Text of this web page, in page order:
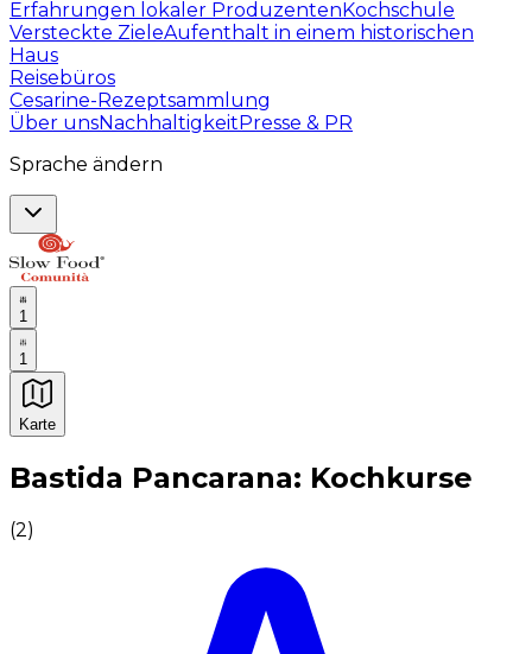
Erfahrungen lokaler ProduzentenKochschule
Versteckte ZieleAufenthalt in einem historischen
Haus
Reisebüros
Cesarine-Rezeptsammlung
Über unsNachhaltigkeitPresse & PR
Sprache ändern
1
1
Karte
Unvergessliche kulinarische Erlebnisse:
Bastida Pancarana: Kochkurse
(2)